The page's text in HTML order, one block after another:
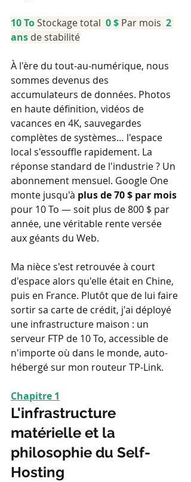
10 To Stockage total 0 $ Par mois 2
ans de stabilité
À l'ère du tout-au-numérique, nous
sommes devenus des
accumulateurs de données. Photos
en haute définition, vidéos de
vacances en 4K, sauvegardes
complètes de systèmes… l'espace
local s'essouffle rapidement. La
réponse standard de l'industrie ? Un
abonnement mensuel. Google One
monte jusqu'à plus de 70 $ par mois
pour 10 To — soit plus de 800 $ par
année, une véritable rente versée
aux géants du Web.
Ma nièce s'est retrouvée à court
d'espace alors qu'elle était en Chine,
puis en France. Plutôt que de lui faire
sortir sa carte de crédit, j'ai déployé
une infrastructure maison : un
serveur FTP de 10 To, accessible de
n'importe où dans le monde, auto-
hébergé sur mon routeur TP-Link.
Chapitre 1
L'infrastructure
matérielle et la
philosophie du Self-
Hosting